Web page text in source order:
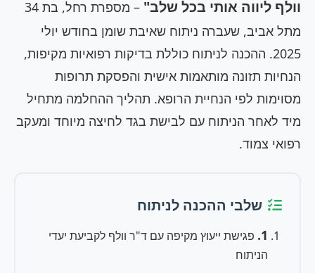
וולף ליווה אותי בכל שלב"
– מספרת רחל, בת 34
מתל אביב, שעברה ניתוח שאיבת שומן בחודש יולי
2025. ההכנה לניתוח כוללת בדיקות רפואיות מקיפות,
הנחיות תזונה מותאמות אישית והפסקת תרופות
מסוימות לפי הנחיית הרופא. תהליך ההחלמה מתחיל
מיד לאחר הניתוח עם לבישת בגד לחיצה מיוחד ומעקב
רפואי צמוד.
שלבי ההכנה לניתוח
1. פגישת ייעוץ מקיפה עם ד"ר וולף לקביעת יעדי
הניתוח